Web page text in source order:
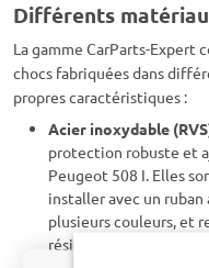
Différents
La gamme CarParts-Expert
chocs fabriquées dans
propres caractéristiques :
Acier inoxydable
protection robuste et
Peugeot 508 I. Elles
installer avec un
plusieurs couleurs, et
résistance à la corrosion.